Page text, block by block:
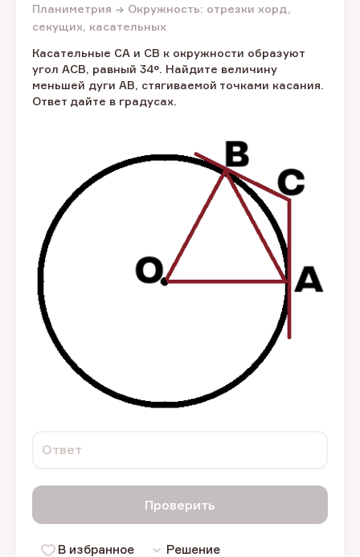
Планиметрия → Окружность: отрезки хорд,
секущих, касательных
Касательные CA и CB к окружности образуют
угол ACB, равный 34°. Найдите величину
меньшей дуги AB, стягиваемой точками касания.
Ответ дайте в градусах.
Ответ
Проверить
В избранное Решение